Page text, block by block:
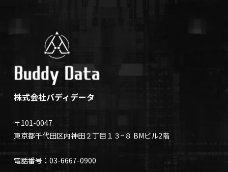
株式会社バディデータ
〒101-0047
東京都千代田区内神田２丁目１３−８ BMビル2階
電話番号：03-6667-0900